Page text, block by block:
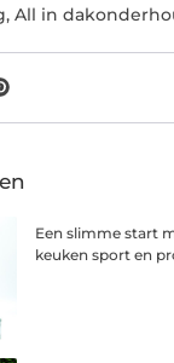
, All in
Een slimme start
keuken sport en